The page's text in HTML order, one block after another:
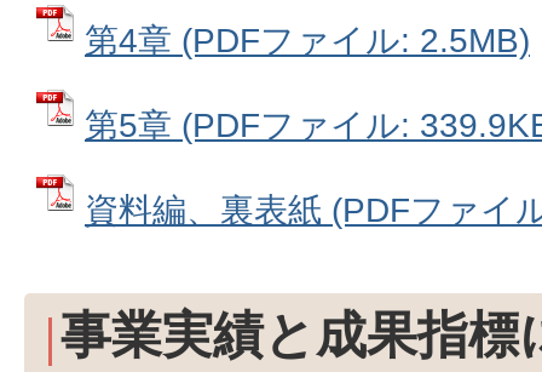
第4章 (PDFファイル: 2.5MB)
第5章 (PDFファイル:
資料編、裏表紙 (PDFファイ
事業実績と成果指標